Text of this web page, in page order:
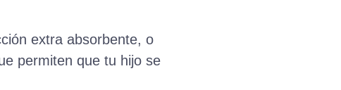
extra absorbente, o
permiten que tu hijo se